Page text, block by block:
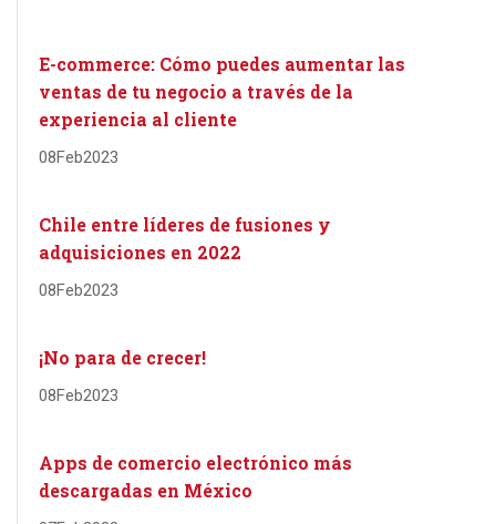
E-commerce: Cómo puedes aumentar las
ventas de tu negocio a través de la
experiencia al cliente
08Feb2023
Chile entre líderes de fusiones y
adquisiciones en 2022
08Feb2023
¡No para de crecer!
08Feb2023
Apps de comercio electrónico más
descargadas en México